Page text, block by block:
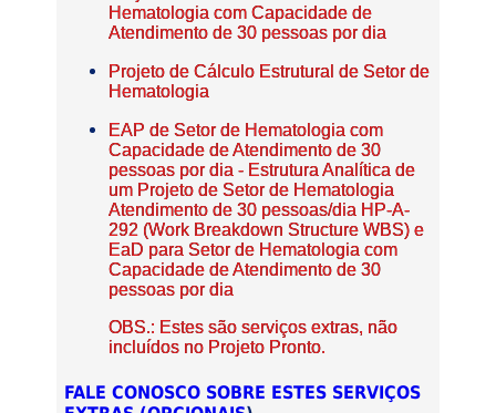
Hematologia com Capacidade de
Atendimento de 30 pessoas por dia
Projeto de Cálculo Estrutural de Setor de
Hematologia
EAP de Setor de Hematologia com
Capacidade de Atendimento de 30
pessoas por dia - Estrutura Analítica de
um Projeto de Setor de Hematologia
Atendimento de 30 pessoas/dia HP-A-
292 (Work Breakdown Structure WBS) e
EaD para Setor de Hematologia com
Capacidade de Atendimento de 30
pessoas por dia
OBS.: Estes são serviços extras, não
incluídos no Projeto Pronto.
FALE CONOSCO SOBRE ESTES SERVIÇOS